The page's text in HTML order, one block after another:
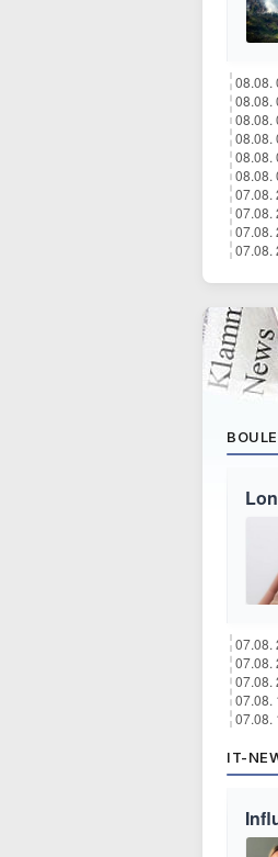
08.08.
08.08.
08.08.
08.08.
08.08.
08.08.
07.08.
07.08.
07.08.
07.08.
07.08.
07.08.
07.08.
07.08.
07.08.
IT-